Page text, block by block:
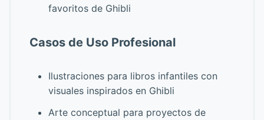
favoritos de Ghibli
Casos de Uso Profesional
Ilustraciones para libros infantiles con
visuales inspirados en Ghibli
Arte conceptual para proyectos de